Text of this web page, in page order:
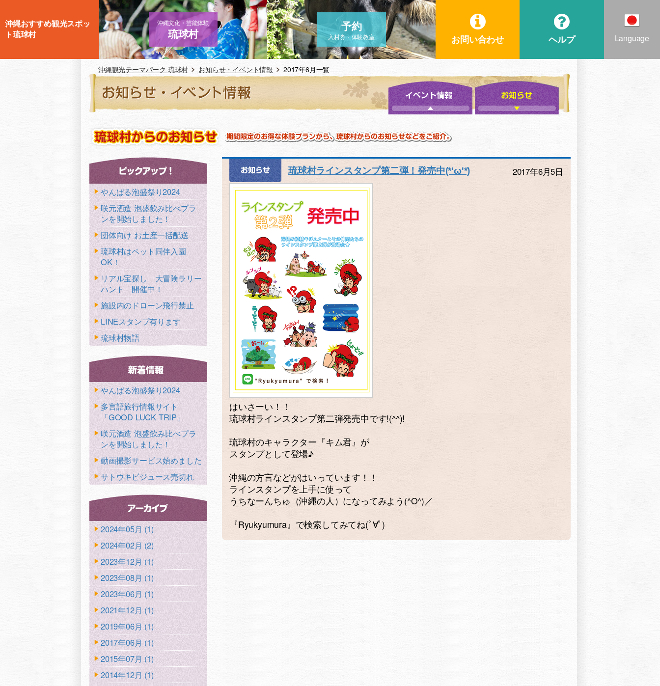
沖縄おすすめ観光スポッ
ト琉球村
沖縄文化・芸能体験
琉球村
予約
入村券・体験教室 お問い合わせ ヘルプ Language
沖縄観光テーマパーク 琉球村 お知らせ・イベント情報 2017年6月一覧
やんばる泡盛祭り2024
咲元酒造 泡盛飲み比べプラ
ンを開始しました！
団体向け お土産一括配送
琉球村はペット同伴入園
OK！
リアル宝探し 大冒険ラリー
ハント 開催中！
施設内のドローン飛行禁止
LINEスタンプ有ります
琉球村物語
やんばる泡盛祭り2024
多言語旅行情報サイト
「GOOD LUCK TRIP」
咲元酒造 泡盛飲み比べプラ
ンを開始しました！
動画撮影サービス始めました
サトウキビジュース売切れ
2024年05月 (1)
2024年02月 (2)
2023年12月 (1)
2023年08月 (1)
2023年06月 (1)
2021年12月 (1)
2019年06月 (1)
2017年06月 (1)
2015年07月 (1)
2014年12月 (1)
琉球村ラインスタンプ第二弾！発売中(*'ω'*) 2017年6月5日
はいさーい！！
琉球村ラインスタンプ第二弾発売中です!(^^)!
琉球村のキャラクター『キム君』が
スタンプとして登場♪
沖縄の方言などがはいっています！！
ラインスタンプを上手に使って
うちなーんちゅ（沖縄の人）になってみよう(^O^)／
『Ryukyumura』で検索してみてね(ﾟ∀ﾟ)